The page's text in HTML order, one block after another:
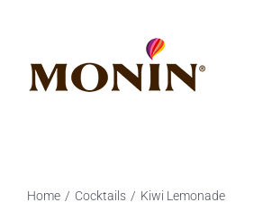
springen
Home Cocktails Kiwi Lemonade